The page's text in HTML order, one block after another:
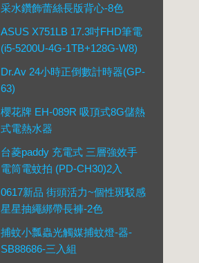
采水鑽飾蕾絲長版背心-8色
ASUS X751LB 17.3吋FHD筆電
(i5-5200U-4G-1TB+128G-W8)
Dr.Av 24小時正倒數計時器(GP-
63)
櫻花牌 EH-089R 吸頂式8G儲熱
式電熱水器
台菱paddy 充電式 三層強效手
電筒電蚊拍 (PD-CH30)2入
0617新品 街頭活力~個性斑駁感
星星抽繩綁帶長褲-2色
捕蚊小瓢蟲光觸媒捕蚊燈-器-
SB88686-三入組